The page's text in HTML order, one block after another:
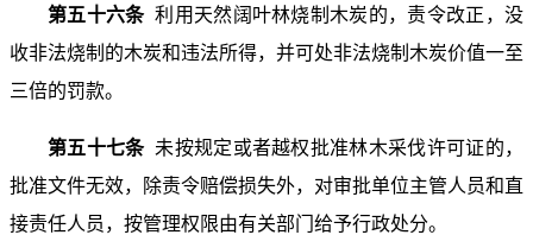
第五十六条利用天然阔叶林烧制木炭的，责令改正，没
收非法烧制的木炭和违法所得，并可处非法烧制木炭价值一至
三倍的罚款。
第五十七条未按规定或者越权批准林木采伐许可证的，
批准文件无效，除责令赔偿损失外，对审批单位主管人员和直
接责任人员，按管理权限由有关部门给予行政处分。